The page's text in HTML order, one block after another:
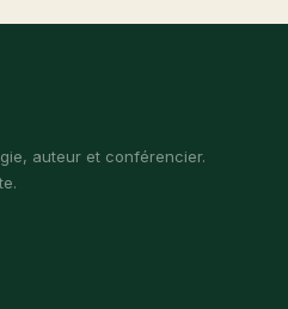
auteur et conférencier.